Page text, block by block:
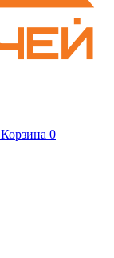
Корзина 0